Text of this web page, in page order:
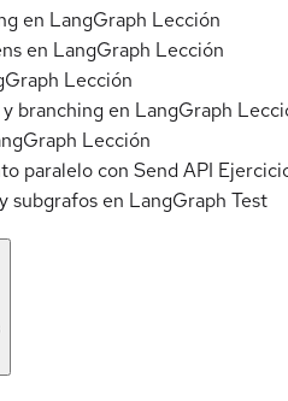
en LangGraph Lección
en LangGraph Lección
Lección
branching en LangGraph
Lección
paralelo con Send API
subgrafos en LangGraph Test